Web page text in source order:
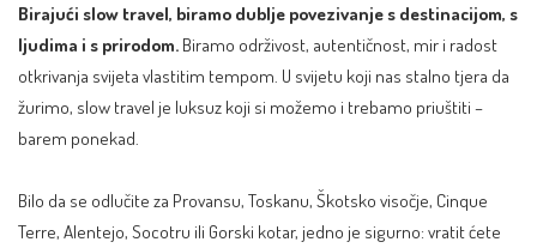
Birajući slow travel, biramo dublje povezivanje s destinacijom, s
ljudima i s prirodom. Biramo održivost, autentičnost, mir i radost
otkrivanja svijeta vlastitim tempom. U svijetu koji nas stalno tjera da
žurimo, slow travel je luksuz koji si možemo i trebamo priuštiti –
barem ponekad.
Bilo da se odlučite za Provansu, Toskanu, Škotsko visočje, Cinque
Terre, Alentejo, Socotru ili Gorski kotar, jedno je sigurno: vratit ćete